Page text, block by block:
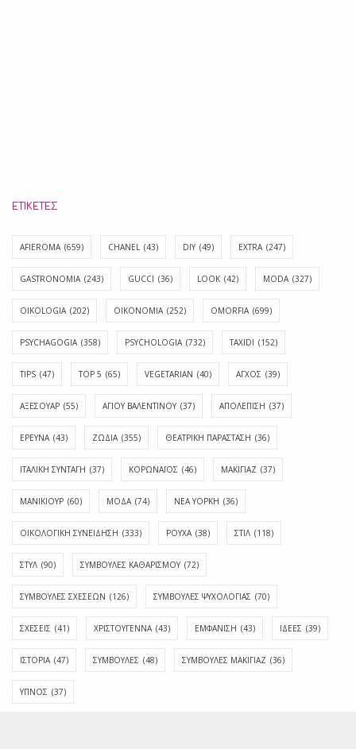
ΕΤΙΚΈΤΕΣ
AFIEROMA (659) CHANEL (43) DIY (49) EXTRA (247)
GASTRONOMIA (243) GUCCI (36) LOOK (42) MODA (327)
OIKOLOGIA (202) OIKONOMIA (252) OMORFIA (699)
PSYCHAGOGIA (358) PSYCHOLOGIA (732) TAXIDI (152)
TIPS (47) TOP 5 (65) VEGETARIAN (40) ΑΓΧΟΣ (39)
ΑΞΕΣΟΥΑΡ (55) ΑΓΊΟΥ ΒΑΛΕΝΤΊΝΟΥ (37) ΑΠΟΛΈΠΙΣΗ (37)
ΕΡΕΥΝΑ (43) ΖΩΔΙΑ (355) ΘΕΑΤΡΙΚΗ ΠΑΡΑΣΤΑΣΗ (36)
ΙΤΑΛΙΚΗ ΣΥΝΤΑΓΗ (37) ΚΟΡΩΝΑΪΟΣ (46) ΜΑΚΙΓΙΑΖ (37)
ΜΑΝΙΚΙΟΥΡ (60) ΜΟΔΑ (74) ΝΕΑ ΥΟΡΚΗ (36)
ΟΙΚΟΛΟΓΙΚΗ ΣΥΝΕΙΔΗΣΗ (333) ΡΟΥΧΑ (38) ΣΤΙΛ (118)
ΣΤΥΛ (90) ΣΥΜΒΟΥΛΕΣ ΚΑΘΑΡΙΣΜΟΥ (72)
ΣΥΜΒΟΥΛΕΣ ΣΧΕΣΕΩΝ (126) ΣΥΜΒΟΥΛΕΣ ΨΥΧΟΛΟΓΙΑΣ (70)
ΣΧΕΣΕΙΣ (41) ΧΡΙΣΤΟΥΓΕΝΝΑ (43) ΕΜΦΆΝΙΣΗ (43) ΙΔΈΕΣ (39)
ΙΣΤΟΡΊΑ (47) ΣΥΜΒΟΥΛΈΣ (48) ΣΥΜΒΟΥΛΈΣ ΜΑΚΙΓΙΆΖ (36)
ΎΠΝΟΣ (37)